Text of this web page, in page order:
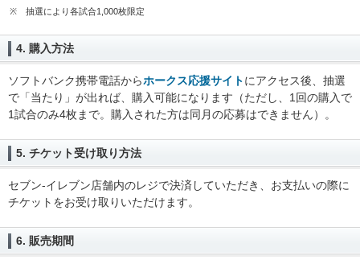
※ 抽選により各試合1,000枚限定
4. 購入方法
ソフトバンク携帯電話からホークス応援サイトにアクセス後、抽選
で「当たり」が出れば、購入可能になります（ただし、1回の購入で
1試合のみ4枚まで。購入された方は同月の応募はできません）。
5. チケット受け取り方法
セブン-イレブン店舗内のレジで決済していただき、お支払いの際に
チケットをお受け取りいただけます。
6. 販売期間